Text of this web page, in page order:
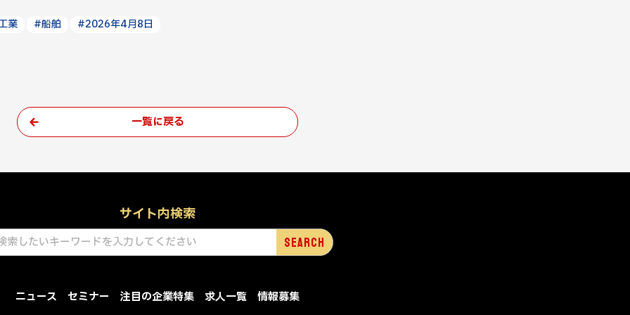
業 #船舶 #2026年4月8日
一覧に戻る
サイト内検索
ニュース セミナー 注目の企業特集 求人一覧 情報募集